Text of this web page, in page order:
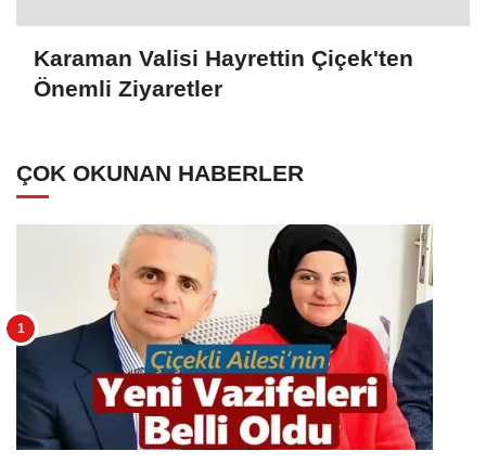
Karaman Valisi Hayrettin Çiçek'ten
Önemli Ziyaretler
ÇOK OKUNAN HABERLER